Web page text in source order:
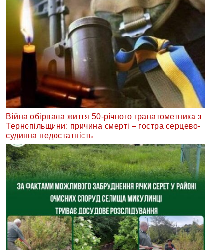
Війна обірвала життя 50-річного гранатометника з
Тернопільщини: причина смерті – гостра серцево-
судинна недостатність